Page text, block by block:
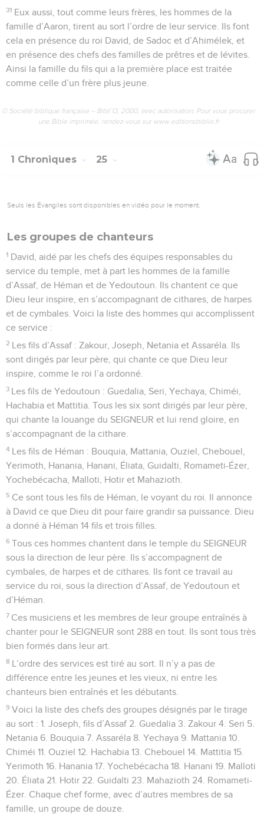
31 Eux aussi, tout comme leurs frères, les hommes de la
famille d’Aaron, tirent au sort l’ordre de leur service. Ils font
cela en présence du roi David, de Sadoc et d’Ahimélek, et
en présence des chefs des familles de prêtres et de lévites.
Ainsi la famille du fils qui a la première place est traitée
comme celle d’un frère plus jeune.
© Société biblique française – Bibli’O, 2000, avec autorisation. Pour vous procurer
une Bible imprimée, rendez-vous sur www.editionsbiblio.fr
1 Chroniques 25
Seuls les Évangiles sont disponibles en vidéo pour le moment.
Les groupes de chanteurs
1 David, aidé par les chefs des équipes responsables du
service du temple, met à part les hommes de la famille
d’Assaf, de Héman et de Yedoutoun. Ils chantent ce que
Dieu leur inspire, en s’accompagnant de cithares, de harpes
et de cymbales. Voici la liste des hommes qui accomplissent
ce service :
2 Les fils d’Assaf : Zakour, Joseph, Netania et Assaréla. Ils
sont dirigés par leur père, qui chante ce que Dieu leur
inspire, comme le roi l’a ordonné.
3 Les fils de Yedoutoun : Guedalia, Seri, Yechaya, Chiméi,
Hachabia et Mattitia. Tous les six sont dirigés par leur père,
qui chante la louange du SEIGNEUR et lui rend gloire, en
s’accompagnant de la cithare.
4 Les fils de Héman : Bouquia, Mattania, Ouziel, Chebouel,
Yerimoth, Hanania, Hanani, Éliata, Guidalti, Romameti-Ézer,
Yochebécacha, Malloti, Hotir et Mahazioth.
5 Ce sont tous les fils de Héman, le voyant du roi. Il annonce
à David ce que Dieu dit pour faire grandir sa puissance. Dieu
a donné à Héman 14 fils et trois filles.
6 Tous ces hommes chantent dans le temple du SEIGNEUR
sous la direction de leur père. Ils s’accompagnent de
cymbales, de harpes et de cithares. Ils font ce travail au
service du roi, sous la direction d’Assaf, de Yedoutoun et
d’Héman.
7 Ces musiciens et les membres de leur groupe entraînés à
chanter pour le SEIGNEUR sont 288 en tout. Ils sont tous très
bien formés dans leur art.
8 L’ordre des services est tiré au sort. Il n’y a pas de
différence entre les jeunes et les vieux, ni entre les
chanteurs bien entraînés et les débutants.
9 Voici la liste des chefs des groupes désignés par le tirage
au sort : 1. Joseph, fils d’Assaf 2. Guedalia 3. Zakour 4. Seri 5.
Netania 6. Bouquia 7. Assaréla 8. Yechaya 9. Mattania 10.
Chiméi 11. Ouziel 12. Hachabia 13. Chebouel 14. Mattitia 15.
Yerimoth 16. Hanania 17. Yochebécacha 18. Hanani 19. Malloti
20. Éliata 21. Hotir 22. Guidalti 23. Mahazioth 24. Romameti-
Ézer. Chaque chef forme, avec d’autres membres de sa
famille, un groupe de douze.